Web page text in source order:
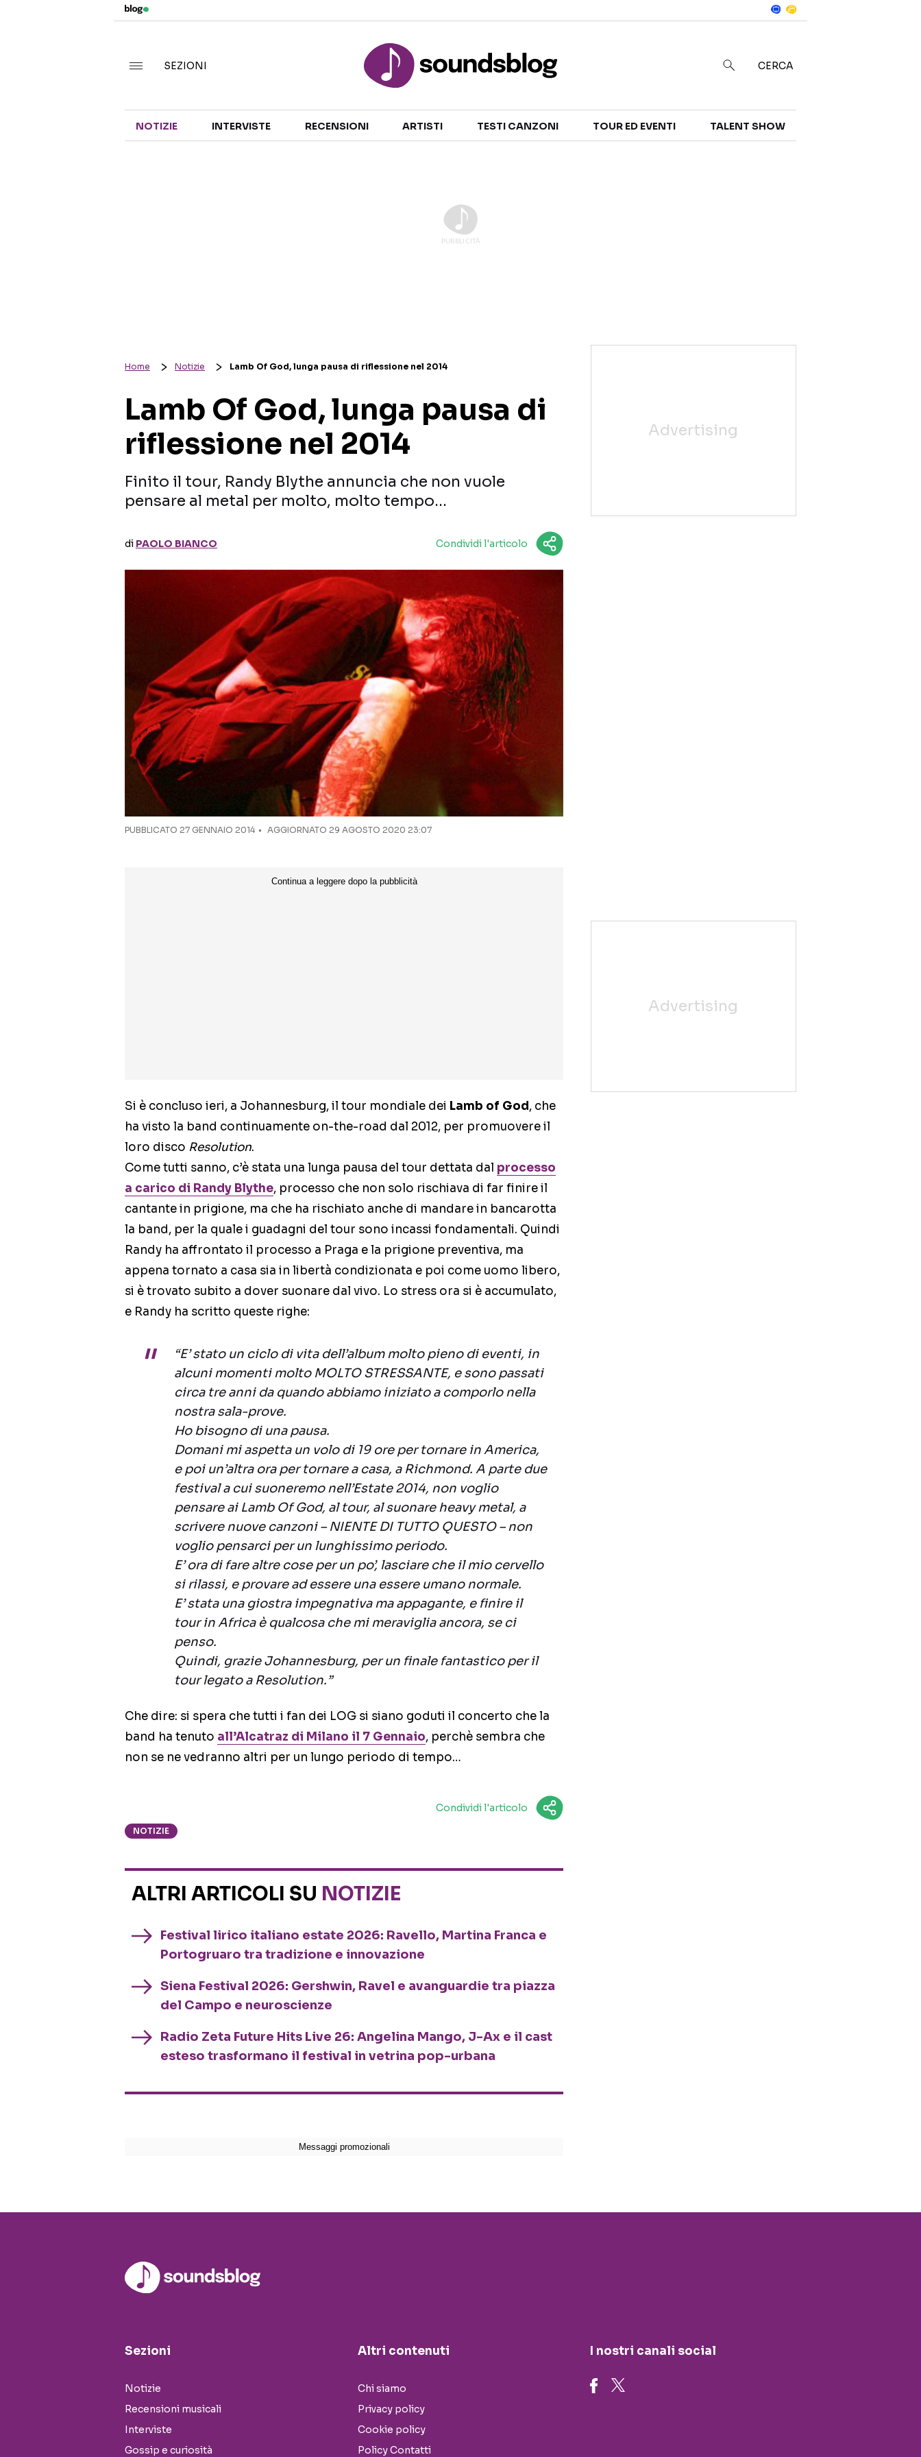
TALENT SHOW
SEZIONI CERCA
NOTIZIE INTERVISTE RECENSIONI ARTISTI TESTI CANZONI TOUR ED EVENTI TALENT SHOW
Home Notizie Lamb Of God, lunga pausa di riflessione nel 2014
Lamb Of God, lunga pausa di
riflessione nel 2014
Finito il tour, Randy Blythe annuncia che non vuole
pensare al metal per molto, molto tempo…
di PAOLO BIANCO Condividi l'articolo
PUBBLICATO 27 GENNAIO 2014 AGGIORNATO 29 AGOSTO 2020 23:07
Si è concluso ieri, a Johannesburg, il tour mondiale dei Lamb of God, che
ha visto la band continuamente on-the-road dal 2012, per promuovere il
loro disco Resolution.
Come tutti sanno, c’è stata una lunga pausa del tour dettata dal processo
a carico di Randy Blythe, processo che non solo rischiava di far finire il
cantante in prigione, ma che ha rischiato anche di mandare in bancarotta
la band, per la quale i guadagni del tour sono incassi fondamentali. Quindi
Randy ha affrontato il processo a Praga e la prigione preventiva, ma
appena tornato a casa sia in libertà condizionata e poi come uomo libero,
si è trovato subito a dover suonare dal vivo. Lo stress ora si è accumulato,
e Randy ha scritto queste righe:
“E’ stato un ciclo di vita dell’album molto pieno di eventi, in
alcuni momenti molto MOLTO STRESSANTE, e sono passati
circa tre anni da quando abbiamo iniziato a comporlo nella
nostra sala-prove.
Ho bisogno di una pausa.
Domani mi aspetta un volo di 19 ore per tornare in America,
e poi un’altra ora per tornare a casa, a Richmond. A parte due
festival a cui suoneremo nell’Estate 2014, non voglio
pensare ai Lamb Of God, al tour, al suonare heavy metal, a
scrivere nuove canzoni – NIENTE DI TUTTO QUESTO – non
voglio pensarci per un lunghissimo periodo.
E’ ora di fare altre cose per un po’, lasciare che il mio cervello
si rilassi, e provare ad essere una essere umano normale.
E’ stata una giostra impegnativa ma appagante, e finire il
tour in Africa è qualcosa che mi meraviglia ancora, se ci
penso.
Quindi, grazie Johannesburg, per un finale fantastico per il
tour legato a Resolution.”
Che dire: si spera che tutti i fan dei LOG si siano goduti il concerto che la
band ha tenuto all’Alcatraz di Milano il 7 Gennaio, perchè sembra che
non se ne vedranno altri per un lungo periodo di tempo…
Condividi l'articolo
NOTIZIE
ALTRI ARTICOLI SU NOTIZIE
Festival lirico italiano estate 2026: Ravello, Martina Franca e
Portogruaro tra tradizione e innovazione
Siena Festival 2026: Gershwin, Ravel e avanguardie tra piazza
del Campo e neuroscienze
Radio Zeta Future Hits Live 26: Angelina Mango, J-Ax e il cast
esteso trasformano il festival in vetrina pop-urbana
Sezioni
Notizie
Recensioni musicali
Interviste
Gossip e curiosità
Altri contenuti
Chi siamo
Privacy policy
Cookie policy
Policy Contatti
I nostri canali social